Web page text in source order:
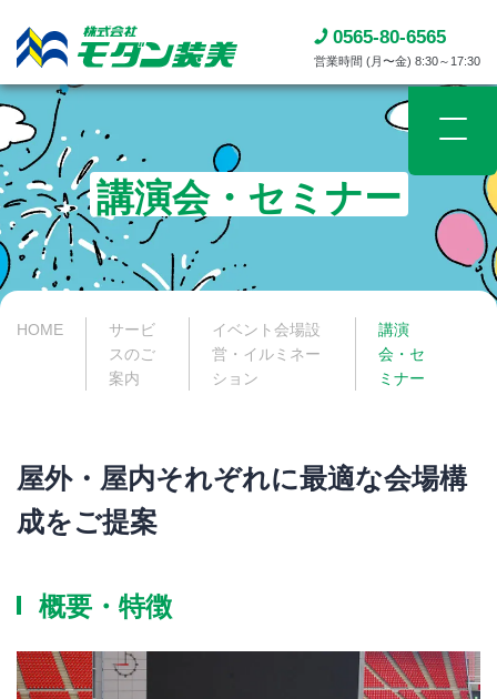
0565-80-6565
営業時間 (月〜金) 8:30～17:30
講演会・セミナー
HOME
サービ
スのご
案内
イベント会場設
営・イルミネー
ション
講演
会・セ
ミナー
屋外・屋内それぞれに最適な会場構
成をご提案
概要・特徴